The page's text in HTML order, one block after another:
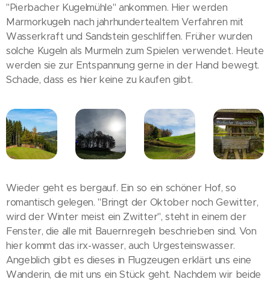
"Pierbacher Kugelmühle" ankommen. Hier werden
Marmorkugeln nach jahrhundertealtem Verfahren mit
Wasserkraft und Sandstein geschliffen. Früher wurden
solche Kugeln als Murmeln zum Spielen verwendet. Heute
werden sie zur Entspannung gerne in der Hand bewegt.
Schade, dass es hier keine zu kaufen gibt.
Wieder geht es bergauf. Ein so ein schöner Hof, so
romantisch gelegen. "Bringt der Oktober noch Gewitter,
wird der Winter meist ein Zwitter", steht in einem der
Fenster, die alle mit Bauernregeln beschrieben sind. Von
hier kommt das irx-wasser, auch Urgesteinswasser.
Angeblich gibt es dieses in Flugzeugen erklärt uns eine
Wanderin, die mit uns ein Stück geht. Nachdem wir beide